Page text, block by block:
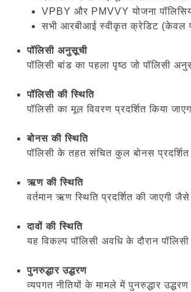
VPBY और PMVVY योजना
सभी आरबीआई स्वीकृत क्रेडिट (केवल
पॉलिसी अनुसूची
पॉलिसी बांड का पहला पृष्ठ जो पॉलिसी
पॉलिसी की स्थिति
पॉलिसी का मूल विवरण प्रदर्शित किया
बोनस की स्थिति
पॉलिसी के तहत संचित कुल बोनस
ऋण की स्थिति
वर्तमान ऋण स्थिति प्रदर्शित की
दावों की स्थिति
यह विकल्प पॉलिसी अवधि के दौरान
पुनरुद्धार उद्धरण
व्यपगत नीतियों के मामले में पुनरुद्धार उद्धरण